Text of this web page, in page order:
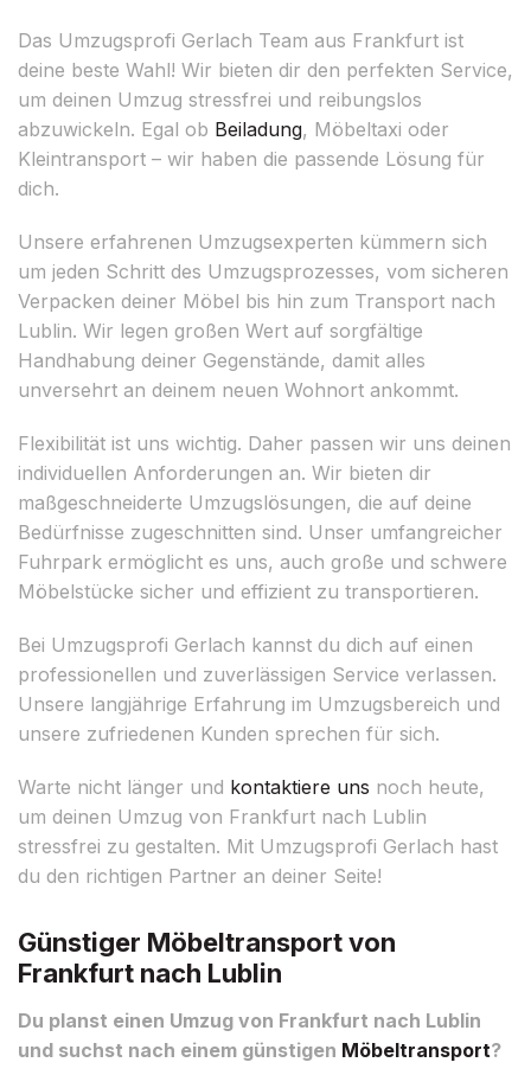
Das Umzugsprofi Gerlach Team aus Frankfurt ist
deine beste Wahl! Wir bieten dir den perfekten Service,
um deinen Umzug stressfrei und reibungslos
abzuwickeln. Egal ob Beiladung, Möbeltaxi oder
Kleintransport – wir haben die passende Lösung für
dich.
Unsere erfahrenen Umzugsexperten kümmern sich
um jeden Schritt des Umzugsprozesses, vom sicheren
Verpacken deiner Möbel bis hin zum Transport nach
Lublin. Wir legen großen Wert auf sorgfältige
Handhabung deiner Gegenstände, damit alles
unversehrt an deinem neuen Wohnort ankommt.
Flexibilität ist uns wichtig. Daher passen wir uns deinen
individuellen Anforderungen an. Wir bieten dir
maßgeschneiderte Umzugslösungen, die auf deine
Bedürfnisse zugeschnitten sind. Unser umfangreicher
Fuhrpark ermöglicht es uns, auch große und schwere
Möbelstücke sicher und effizient zu transportieren.
Bei Umzugsprofi Gerlach kannst du dich auf einen
professionellen und zuverlässigen Service verlassen.
Unsere langjährige Erfahrung im Umzugsbereich und
unsere zufriedenen Kunden sprechen für sich.
Warte nicht länger und kontaktiere uns noch heute,
um deinen Umzug von Frankfurt nach Lublin
stressfrei zu gestalten. Mit Umzugsprofi Gerlach hast
du den richtigen Partner an deiner Seite!
Günstiger Möbeltransport von
Frankfurt nach Lublin
Du planst einen Umzug von Frankfurt nach Lublin
und suchst nach einem günstigen Möbeltransport?